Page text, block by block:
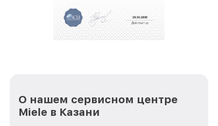
О нашем сервисном центре
Miele в Казани